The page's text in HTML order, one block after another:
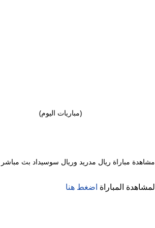
(مباريات اليوم)
مشاهدة مباراة ريال مدريد وريال سوسيداد بث مباشر بتاريخ
لمشاهدة المباراة اضغط هنا